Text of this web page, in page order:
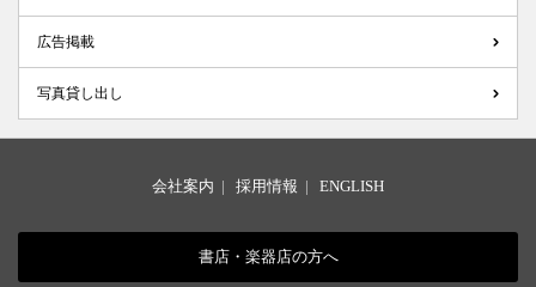
広告掲載
写真貸し出し
会社案内 | 採用情報 | ENGLISH
書店・楽器店の方へ